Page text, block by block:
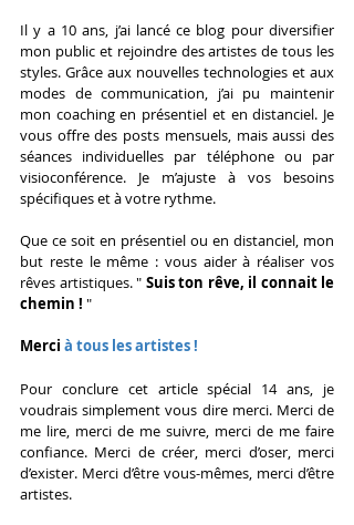
Il y a 10 ans, j’ai lancé ce blog pour diversifier
mon public et rejoindre des artistes de tous les
styles. Grâce aux nouvelles technologies et aux
modes de communication, j’ai pu maintenir
mon coaching en présentiel et en distanciel. Je
vous offre des posts mensuels, mais aussi des
séances individuelles par téléphone ou par
visioconférence. Je m’ajuste à vos besoins
spécifiques et à votre rythme.
Que ce soit en présentiel ou en distanciel, mon
but reste le même : vous aider à réaliser vos
rêves artistiques. " Suis ton rêve, il connait le
chemin ! "
Merci à tous les artistes !
Pour conclure cet article spécial 14 ans, je
voudrais simplement vous dire merci. Merci de
me lire, merci de me suivre, merci de me faire
confiance. Merci de créer, merci d’oser, merci
d’exister. Merci d’être vous-mêmes, merci d’être
artistes.